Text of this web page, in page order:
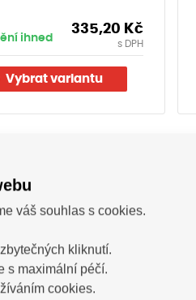
ihned
335,20 Kč
s DPH
Vybrat variantu
váš souhlas s cookies.
kliknutí.
s maximální péčí.
cookies.